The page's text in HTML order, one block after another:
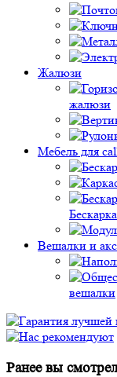
Жалюзи
жалюзи
Мебель для
Вешалки и
вешалки
Ранее вы